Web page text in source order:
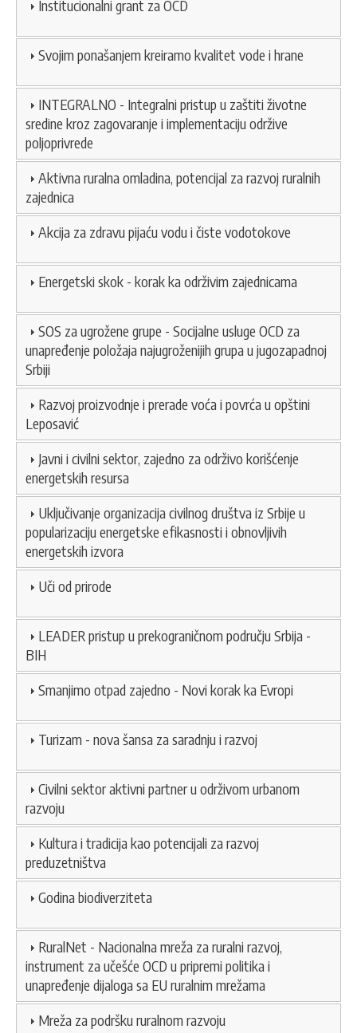
Institucionalni grant za OCD
Svojim ponašanjem kreiramo kvalitet vode i hrane
INTEGRALNO - Integralni pristup u zaštiti životne
sredine kroz zagovaranje i implementaciju održive
poljoprivrede
Aktivna ruralna omladina, potencijal za razvoj ruralnih
zajednica
Akcija za zdravu pijaću vodu i čiste vodotokove
Energetski skok - korak ka održivim zajednicama
SOS za ugrožene grupe - Socijalne usluge OCD za
unapređenje položaja najugroženijih grupa u jugozapadnoj
Srbiji
Razvoj proizvodnje i prerade voća i povrća u opštini
Leposavić
Javni i civilni sektor, zajedno za održivo korišćenje
energetskih resursa
Uključivanje organizacija civilnog društva iz Srbije u
popularizaciju energetske efikasnosti i obnovljivih
energetskih izvora
Uči od prirode
LEADER pristup u prekograničnom području Srbija -
BIH
Smanjimo otpad zajedno - Novi korak ka Evropi
Turizam - nova šansa za saradnju i razvoj
Civilni sektor aktivni partner u održivom urbanom
razvoju
Kultura i tradicija kao potencijali za razvoj
preduzetništva
Godina biodiverziteta
RuralNet - Nacionalna mreža za ruralni razvoj,
instrument za učešće OCD u pripremi politika i
unapređenje dijaloga sa EU ruralnim mrežama
Mreža za podršku ruralnom razvoju